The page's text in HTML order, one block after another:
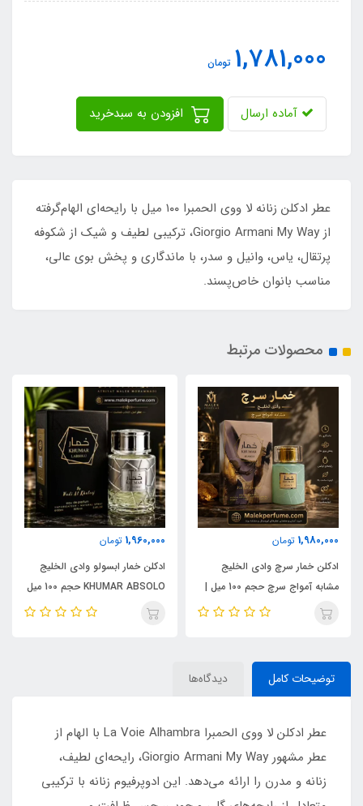
1,781,000 تومان
آماده ارسال
عطر ادکلن زنانه لا ووی الحمبرا ۱۰۰ میل با رایحه‌ای الهام‌گرفته
از Giorgio Armani My Way، ترکیبی لطیف و شیک از شکوفه
پرتقال، یاس، وانیل و سدر، با ماندگاری و پخش بوی عالی،
مناسب بانوان خاص‌پسند.
محصولات مرتبط
1,980,000 تومان
ادکلن خمار سرچ وادی الخلیج
مشابه آمواج سرچ حجم 100 میل |
KHUMAR Search Eau de
1,960,000 تومان
ادکلن خمار ابسولو وادی الخلیج
KHUMAR ABSOLO حجم 100 میل
| مشابه اورجینال ایو سن لورن مای
توضیحات کامل دیدگاه‌ها
عطر ادکلن لا ووی الحمبرا La Voie Alhambra با الهام از
عطر مشهور Giorgio Armani My Way، رایحه‌ای لطیف،
زنانه و مدرن را ارائه می‌دهد. این ادوپرفیوم زنانه با ترکیبی